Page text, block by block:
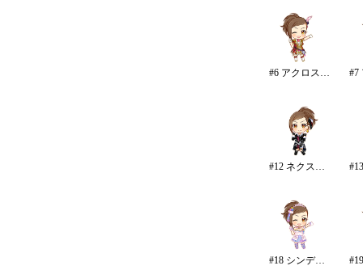
#6 アクロス・ザ・スターズ
#12 ネクスト・フロンティア
#18 シンデレラドリーム